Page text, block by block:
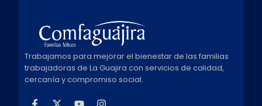
Trabajamos para mejorar el bienestar de las familias
trabajadoras de La Guajira con servicios de calidad,
cercanía y compromiso social.